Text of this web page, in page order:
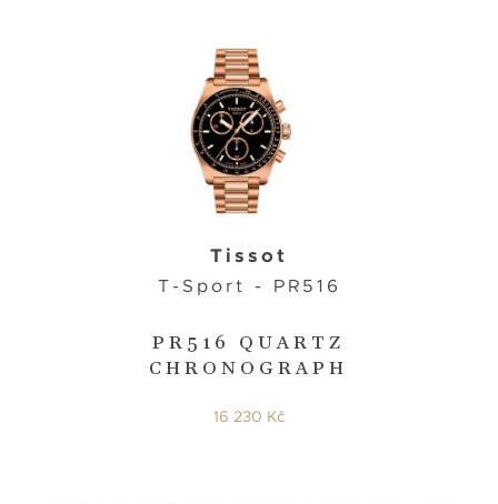
PR516 QUARTZ
CHRONOGRAPH
Tissot
T-Sport - PR516
16 230 Kč